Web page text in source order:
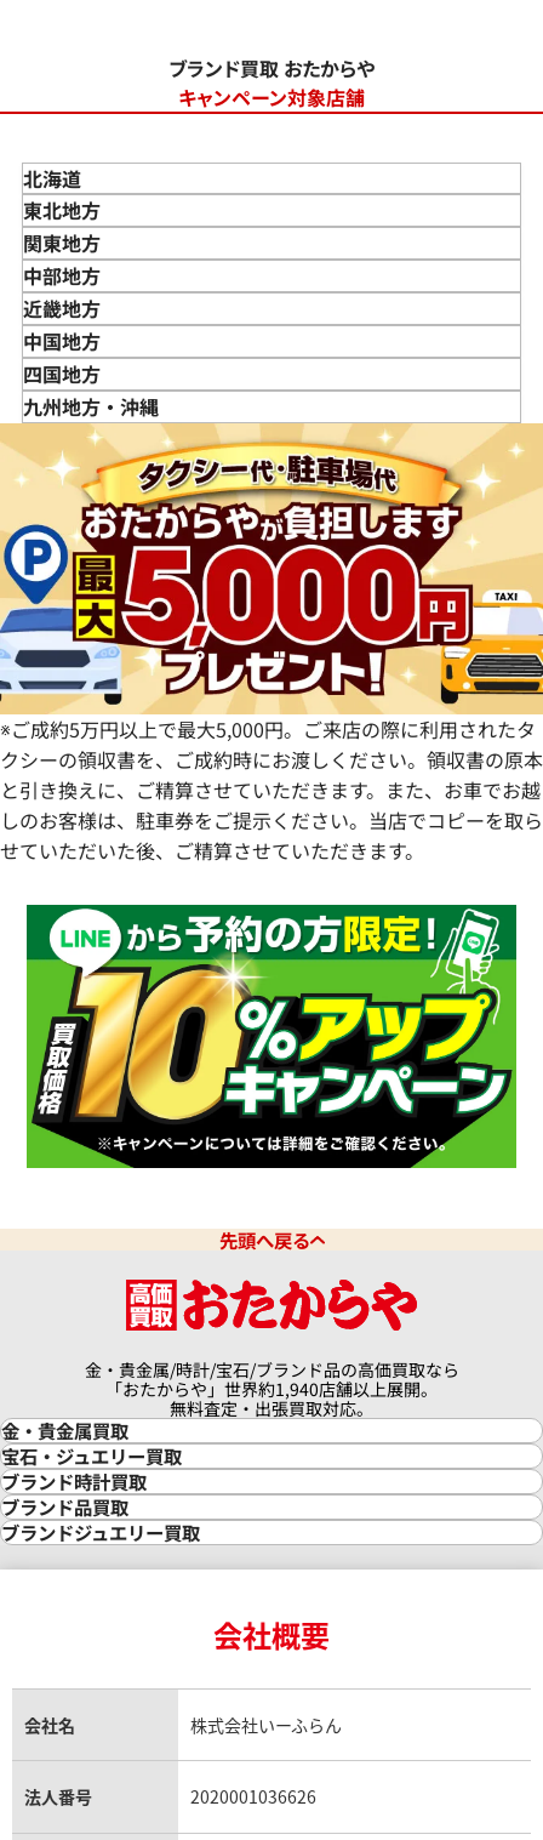
ブランド買取 おたからや
キャンペーン対象店舗
北海道
東北地方
青森県
岩手県
宮城県
秋田県
山形県
福島県
関東地方
東京都
神奈川県
埼玉県
千葉県
茨城県
栃木県
群馬県
中部地方
新潟県
富山県
石川県
山梨県
長野県
岐阜県
静岡県
愛知県
近畿地方
三重県
滋賀県
京都府
兵庫県
奈良県
和歌山県
中国地方
鳥取県
島根県
広島県
山口県
四国地方
徳島県
愛媛県
九州地方・沖縄
佐賀県
長崎県
熊本県
大分県
宮崎県
鹿児島県
※ご成約5万円以上で最大5,000円。ご来店の際に利用されたタ
クシーの領収書を、ご成約時にお渡しください。領収書の原本
と引き換えに、ご精算させていただきます。また、お車でお越
しのお客様は、駐車券をご提示ください。当店でコピーを取ら
せていただいた後、ご精算させていただきます。
先頭へ戻る
金・貴金属/時計/宝石/ブランド品の高価買取なら
「おたからや」世界約1,940店舗以上展開。
無料査定・出張買取対応。
金・貴金属買取
金買取
金の相場価格情報
金の参考買取価格一覧
インゴット買取
インゴットの相場価格情報
24金買取
金貨買取
貴金属買取
銀・シルバー買取
パラジウム買取
宝石・ジュエリー買取
宝石・ジュエリー買取
ダイヤモンド買取
ダイヤモンド・宝石の参考価格一覧
リング・結婚指輪買取
エメラルド買取
トパーズ買取
タンザナイト買取
キャッツアイ買取
ブランド時計買取
時計買取
ロレックス買取
ロレックス デイトナ買取
ロレックス サブマリーナー買取
ロレックス エクスプローラー買取
ロレックス デイトジャスト買取
パテック フィリップノーチラス買取
ヴァシュロン・コンスタンタン買取
ブランド品買取
ブランド買取
シャネル マトラッセ買取
セリーヌ買取
ブランドジュエリー買取
ヴァンクリーフ＆アーペル買取
ショーメ買取
ダミアーニ買取
会社概要
会社名 株式会社いーふらん
法人番号 2020001036626